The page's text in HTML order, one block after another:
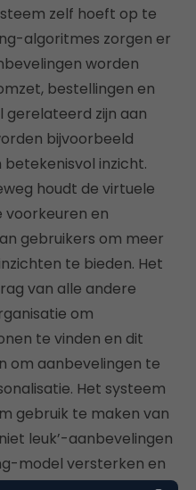
zelf hoeft op te
algoritmes zorgen er
worden
bestellingen en
gerelateerd zijn aan
bijvoorbeeld
inzicht.
houdt de virtuele
voorkeuren en
gebruikers om meer
te bieden. Het
van alle andere
om
te vinden en dit
om aanbevelingen te
Het systeem
gebruik te maken van
leuk’-aanbevelingen
model versterken en